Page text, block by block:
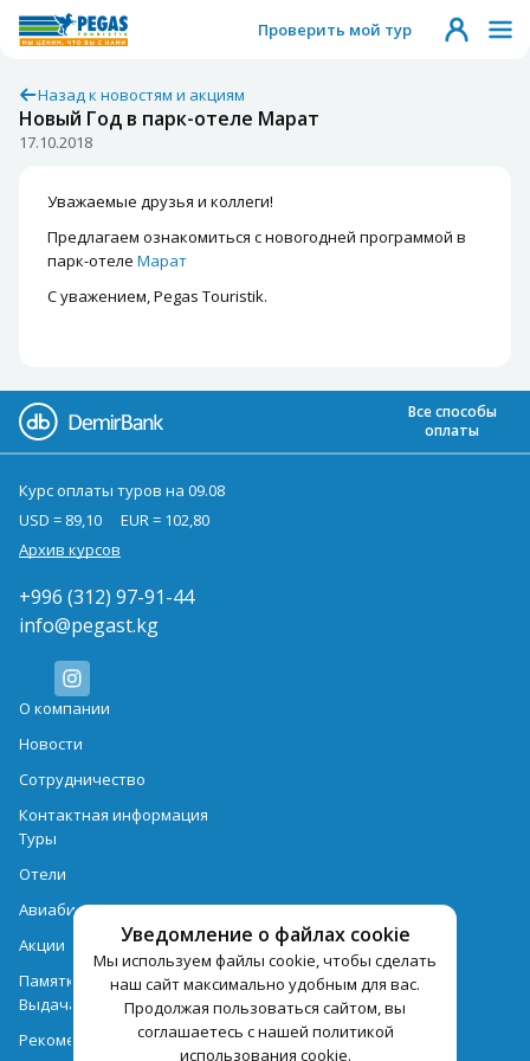
Проверить мой тур
Назад к новостям и акциям
Новый Год в парк-отеле Марат
17.10.2018
Уважаемые друзья и коллеги!
Предлагаем ознакомиться с новогодней программой в
парк-отеле Марат
С уважением, Pegas Touristik.
Уведомление о файлах cookie
Мы используем файлы cookie, чтобы сделать
наш сайт максимально удобным для вас.
Продолжая пользоваться сайтом, вы
соглашаетесь с нашей политикой
использования cookie.
Все способы
оплаты
Курс оплаты туров на 09.08
USD = 89,10
EUR = 102,80
Архив курсов
+996 (312) 97-91-44
info@pegast.kg
О компании
Новости
Сотрудничество
Контактная информация
Туры
Отели
Авиабилеты
Акции
Памятка для туристов
Выдача документов
Рекомендации